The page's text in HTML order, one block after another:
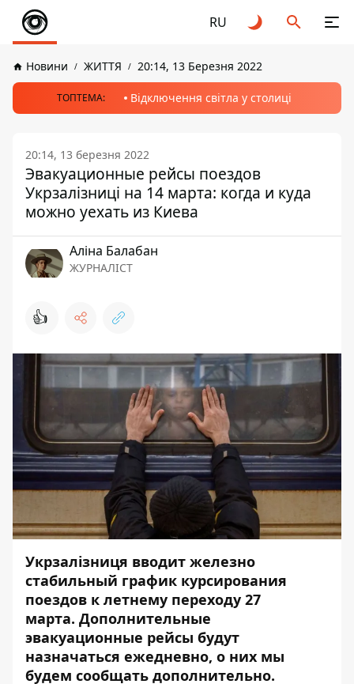
RU
Новини ЖИТТЯ 20:14, 13 Березня 2022
ТОПТЕМА: Відключення світла у столиці
20:14, 13 березня 2022
Эвакуационные рейсы поездов
Укрзалізниці на 14 марта: когда и куда
можно уехать из Киева
Аліна Балабан
ЖУРНАЛІСТ
👍
Укрзалізниця вводит железно
стабильный график курсирования
поездов к летнему переходу 27
марта. Дополнительные
эвакуационные рейсы будут
назначаться ежедневно, о них мы
будем сообщать дополнительно.